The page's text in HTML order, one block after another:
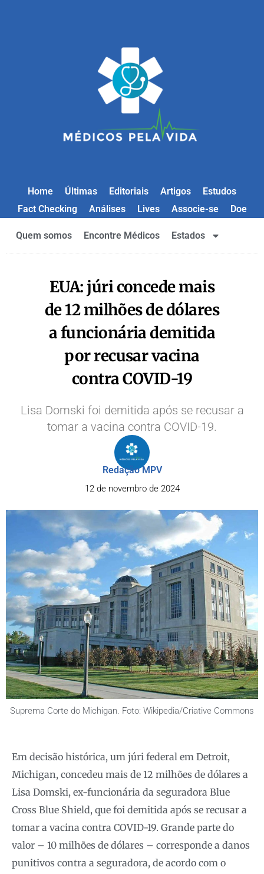
Home Últimas Editoriais Artigos
Estudos
Fact Checking
Análises Lives Associe-se Doe
Quem somos Encontre Médicos Estados
EUA: júri concede mais
de 12 milhões de dólares
a funcionária demitida
por recusar vacina
contra COVID-19
Lisa Domski foi demitida após se recusar a
tomar a vacina contra COVID-19.
Redação MPV
12 de novembro de 2024
Suprema Corte do Michigan. Foto: Wikipedia/Criative Commons
Em decisão histórica, um júri federal em Detroit,
Michigan, concedeu mais de 12 milhões de dólares a
Lisa Domski, ex-funcionária da seguradora Blue
Cross Blue Shield, que foi demitida após se recusar a
tomar a vacina contra COVID-19. Grande parte do
valor – 10 milhões de dólares – corresponde a danos
punitivos contra a seguradora, de acordo com o